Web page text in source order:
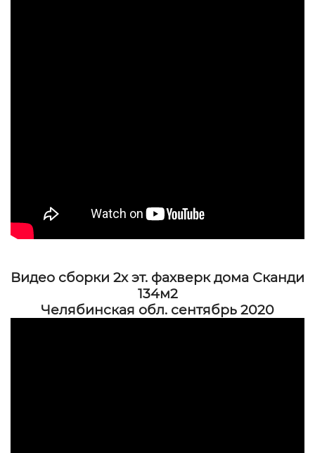
Видео сборки 2х эт. фахверк дома Сканди
134м2
Челябинская обл. сентябрь 2020